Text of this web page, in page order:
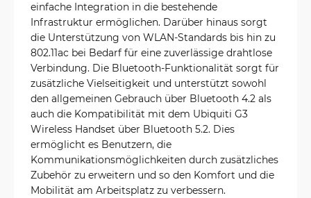
einfache Integration in die bestehende
Infrastruktur ermöglichen. Darüber hinaus sorgt
die Unterstützung von WLAN-Standards bis hin zu
802.11ac bei Bedarf für eine zuverlässige drahtlose
Verbindung. Die Bluetooth-Funktionalität sorgt für
zusätzliche Vielseitigkeit und unterstützt sowohl
den allgemeinen Gebrauch über Bluetooth 4.2 als
auch die Kompatibilität mit dem Ubiquiti G3
Wireless Handset über Bluetooth 5.2. Dies
ermöglicht es Benutzern, die
Kommunikationsmöglichkeiten durch zusätzliches
Zubehör zu erweitern und so den Komfort und die
Mobilität am Arbeitsplatz zu verbessern.